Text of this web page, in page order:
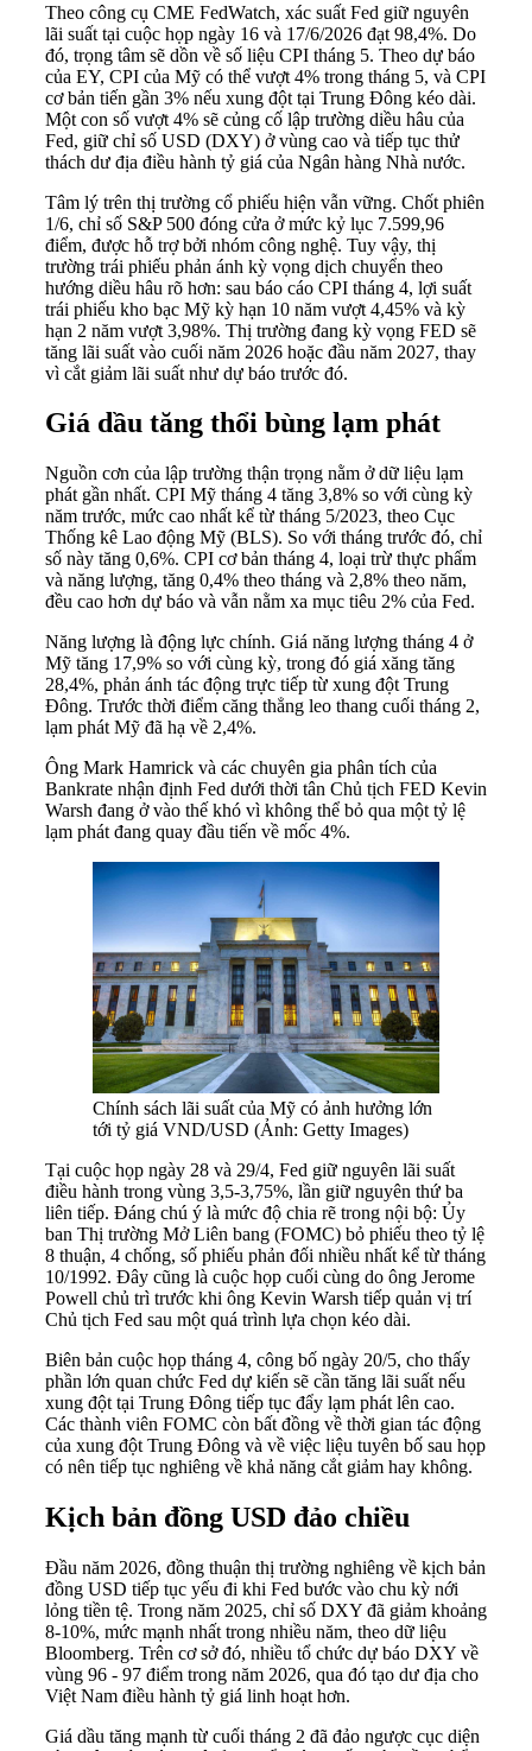
Theo công cụ CME FedWatch, xác suất Fed giữ nguyên
lãi suất tại cuộc họp ngày 16 và 17/6/2026 đạt 98,4%. Do
đó, trọng tâm sẽ dồn về số liệu CPI tháng 5. Theo dự báo
của EY, CPI của Mỹ có thể vượt 4% trong tháng 5, và CPI
cơ bản tiến gần 3% nếu xung đột tại Trung Đông kéo dài.
Một con số vượt 4% sẽ củng cố lập trường diều hâu của
Fed, giữ chỉ số USD (DXY) ở vùng cao và tiếp tục thử
thách dư địa điều hành tỷ giá của Ngân hàng Nhà nước.
Tâm lý trên thị trường cổ phiếu hiện vẫn vững. Chốt phiên
1/6, chỉ số S&P 500 đóng cửa ở mức kỷ lục 7.599,96
điểm, được hỗ trợ bởi nhóm công nghệ. Tuy vậy, thị
trường trái phiếu phản ánh kỳ vọng dịch chuyển theo
hướng diều hâu rõ hơn: sau báo cáo CPI tháng 4, lợi suất
trái phiếu kho bạc Mỹ kỳ hạn 10 năm vượt 4,45% và kỳ
hạn 2 năm vượt 3,98%. Thị trường đang kỳ vọng FED sẽ
tăng lãi suất vào cuối năm 2026 hoặc đầu năm 2027, thay
vì cắt giảm lãi suất như dự báo trước đó.
Giá dầu tăng thổi bùng lạm phát
Nguồn cơn của lập trường thận trọng nằm ở dữ liệu lạm
phát gần nhất. CPI Mỹ tháng 4 tăng 3,8% so với cùng kỳ
năm trước, mức cao nhất kể từ tháng 5/2023, theo Cục
Thống kê Lao động Mỹ (BLS). So với tháng trước đó, chỉ
số này tăng 0,6%. CPI cơ bản tháng 4, loại trừ thực phẩm
và năng lượng, tăng 0,4% theo tháng và 2,8% theo năm,
đều cao hơn dự báo và vẫn nằm xa mục tiêu 2% của Fed.
Năng lượng là động lực chính. Giá năng lượng tháng 4 ở
Mỹ tăng 17,9% so với cùng kỳ, trong đó giá xăng tăng
28,4%, phản ánh tác động trực tiếp từ xung đột Trung
Đông. Trước thời điểm căng thẳng leo thang cuối tháng 2,
lạm phát Mỹ đã hạ về 2,4%.
Ông Mark Hamrick và các chuyên gia phân tích của
Bankrate nhận định Fed dưới thời tân Chủ tịch FED Kevin
Warsh đang ở vào thế khó vì không thể bỏ qua một tỷ lệ
lạm phát đang quay đầu tiến về mốc 4%.
Chính sách lãi suất của Mỹ có ảnh hưởng lớn
tới tỷ giá VND/USD (Ảnh: Getty Images)
Tại cuộc họp ngày 28 và 29/4, Fed giữ nguyên lãi suất
điều hành trong vùng 3,5-3,75%, lần giữ nguyên thứ ba
liên tiếp. Đáng chú ý là mức độ chia rẽ trong nội bộ: Ủy
ban Thị trường Mở Liên bang (FOMC) bỏ phiếu theo tỷ lệ
8 thuận, 4 chống, số phiếu phản đối nhiều nhất kể từ tháng
10/1992. Đây cũng là cuộc họp cuối cùng do ông Jerome
Powell chủ trì trước khi ông Kevin Warsh tiếp quản vị trí
Chủ tịch Fed sau một quá trình lựa chọn kéo dài.
Biên bản cuộc họp tháng 4, công bố ngày 20/5, cho thấy
phần lớn quan chức Fed dự kiến sẽ cần tăng lãi suất nếu
xung đột tại Trung Đông tiếp tục đẩy lạm phát lên cao.
Các thành viên FOMC còn bất đồng về thời gian tác động
của xung đột Trung Đông và về việc liệu tuyên bố sau họp
có nên tiếp tục nghiêng về khả năng cắt giảm hay không.
Kịch bản đồng USD đảo chiều
Đầu năm 2026, đồng thuận thị trường nghiêng về kịch bản
đồng USD tiếp tục yếu đi khi Fed bước vào chu kỳ nới
lỏng tiền tệ. Trong năm 2025, chỉ số DXY đã giảm khoảng
8-10%, mức mạnh nhất trong nhiều năm, theo dữ liệu
Bloomberg. Trên cơ sở đó, nhiều tổ chức dự báo DXY về
vùng 96 - 97 điểm trong năm 2026, qua đó tạo dư địa cho
Việt Nam điều hành tỷ giá linh hoạt hơn.
Giá dầu tăng mạnh từ cuối tháng 2 đã đảo ngược cục diện